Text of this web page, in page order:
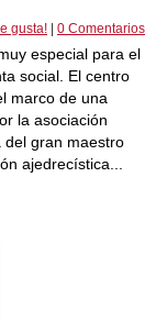
gusta! 0 Comentarios
especial para el
social. El centro
marco de una
la asociación
del gran maestro
ajedrecística...